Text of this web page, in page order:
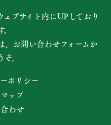
ブサイト内にUPしており
お問い合わせフォームか
。
ポリシー
ップ
わせ